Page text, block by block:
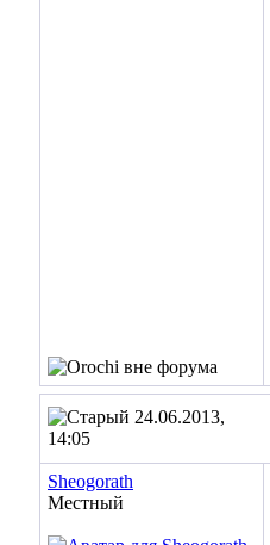
24.06.2013,
14:05
Sheogorath
Местный